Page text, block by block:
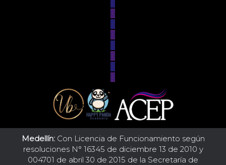
Medellín:Con Licencia de Funcionamiento según
resoluciones N° 16345 de diciembre 13 de 2010 y
004701 de abril 30 de 2015 de la Secretaría de